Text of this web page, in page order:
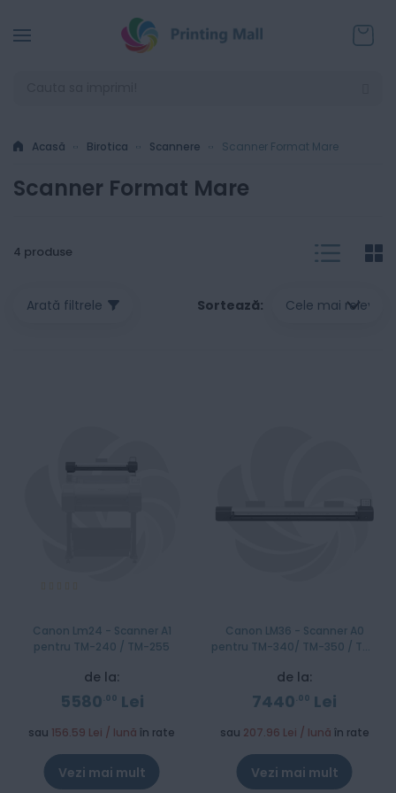
Acasă Birotica Scannere Scanner Format Mare
Scanner Format Mare
Arată filtrele Sortează
4 produse List
Canon Lm24 - Scanner A1
pentru TM-240 / TM-255
de la:
5580 00 Lei
sau 156.59 Lei / lună în rate
Vezi mai mult
Canon LM36 - Scanner A0
pentru TM-340/ TM-350 / TM-
de la:
7440 00 Lei
sau 207.96 Lei / lună în rate
Vezi mai mult